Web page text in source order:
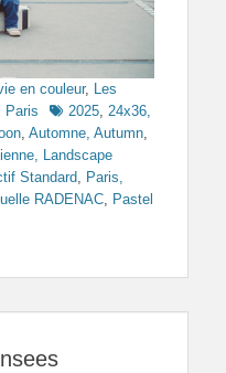
vie en couleur,
Les
Paris Tags2025 24x36,
Automne, Autumn
Landscape
Standard
Paris,
RADENAC
Pastel